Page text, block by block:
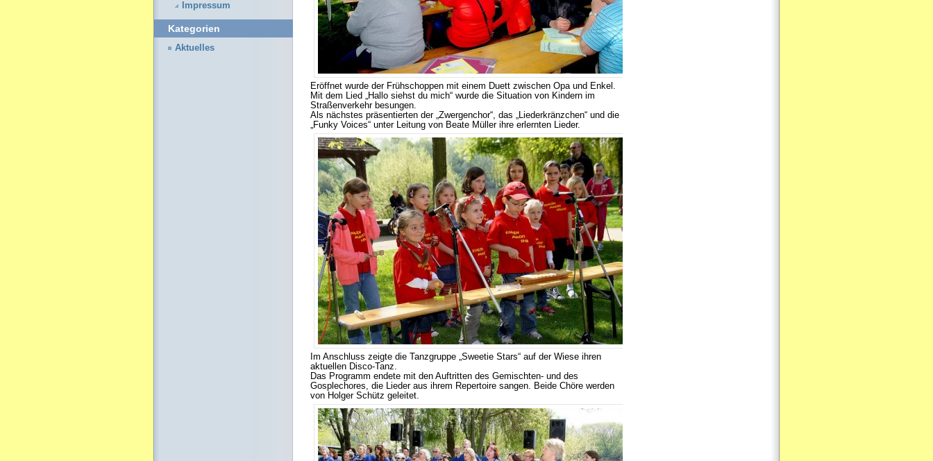
Eröffnet wurde der Frühschoppen mit einem Duett zwischen Opa und Enkel.
Mit dem Lied „Hallo siehst du mich“ wurde die Situation von Kindern im
Straßenverkehr besungen.
Als nächstes präsentierten der „Zwergenchor“, das „Liederkränzchen“ und die
„Funky Voices“ unter Leitung von Beate Müller ihre erlernten Lieder.
Im Anschluss zeigte die Tanzgruppe „Sweetie Stars“ auf der Wiese ihren
aktuellen Disco-Tanz.
Das Programm endete mit den Auftritten des Gemischten- und des
Gosplechores, die Lieder aus ihrem Repertoire sangen. Beide Chöre werden
von Holger Schütz geleitet.
Impressum
Kategorien
Aktuelles